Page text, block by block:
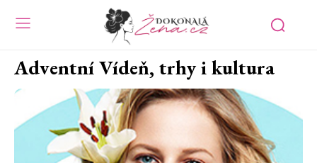
Adventní Vídeň, trhy i kultura